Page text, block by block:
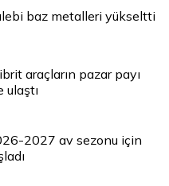
baz metalleri yükseltti
araçların pazar payı
ulaştı
2027 av sezonu için